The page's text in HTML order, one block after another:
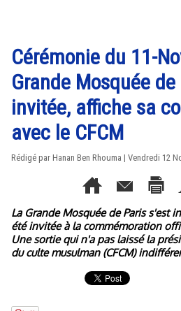
Cérémonie du 11-
Grande Mosquée
invitée, affiche sa
avec le CFCM
Rédigé par Hanan Ben Rhouma | Vendredi 12
La Grande Mosquée de Paris s'est
été invitée à la commémoration
Une sortie qui n'a pas laissé la
du culte musulman (CFCM)